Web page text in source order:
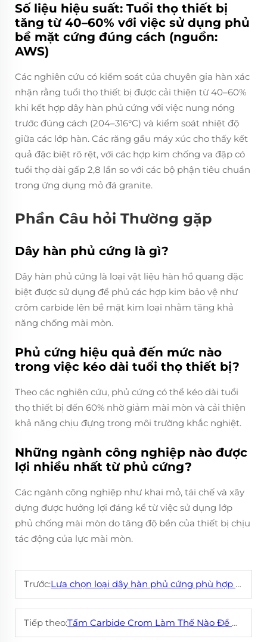
Số liệu hiệu suất: Tuổi thọ thiết bị
tăng từ 40–60% với việc sử dụng phủ
bề mặt cứng đúng cách (nguồn:
AWS)
Các nghiên cứu có kiểm soát của chuyên gia hàn xác
nhận rằng tuổi thọ thiết bị được cải thiện từ 40–60%
khi kết hợp dây hàn phủ cứng với việc nung nóng
trước đúng cách (204–316°C) và kiểm soát nhiệt độ
giữa các lớp hàn. Các răng gầu máy xúc cho thấy kết
quả đặc biệt rõ rệt, với các hợp kim chống va đập có
tuổi thọ dài gấp 2,8 lần so với các bộ phận tiêu chuẩn
trong ứng dụng mỏ đá granite.
Phần Câu hỏi Thường gặp
Dây hàn phủ cứng là gì?
Dây hàn phủ cứng là loại vật liệu hàn hồ quang đặc
biệt được sử dụng để phủ các hợp kim bảo vệ như
crôm carbide lên bề mặt kim loại nhằm tăng khả
năng chống mài mòn.
Phủ cứng hiệu quả đến mức nào
trong việc kéo dài tuổi thọ thiết bị?
Theo các nghiên cứu, phủ cứng có thể kéo dài tuổi
thọ thiết bị đến 60% nhờ giảm mài mòn và cải thiện
khả năng chịu đựng trong môi trường khắc nghiệt.
Những ngành công nghiệp nào được
lợi nhiều nhất từ phủ cứng?
Các ngành công nghiệp như khai mỏ, tái chế và xây
dựng được hưởng lợi đáng kể từ việc sử dụng lớp
phủ chống mài mòn do tăng độ bền của thiết bị chịu
tác động của lực mài mòn.
Trước:Lựa chọn loại dây hàn phủ cứng phù hợp cho ứng dụng của bạn
Tiếp theo:Tấm Carbide Crom Làm Thế Nào Để Kéo Dài Tuổi Thọ Thiết Bị